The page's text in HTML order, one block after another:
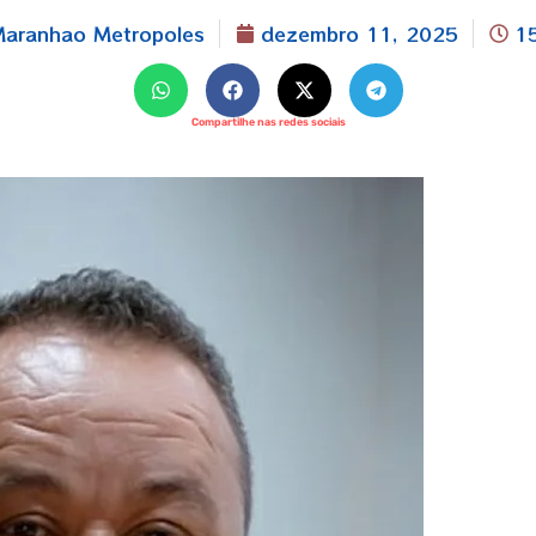
Metropoles dezembro 11, 2025
Compartilhe nas redes sociais